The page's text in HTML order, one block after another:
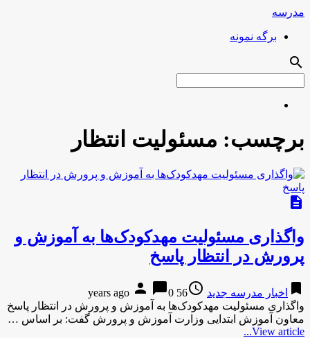
مدرسه
برگه نمونه
search
برچسب: مسئولیت انتظار
description
واگذاری مسئولیت مهد‌کودک‌ها به آموزش و
پرورش در انتظار پاسخ
bookmark اخبار مدرسه جدید access_time
56 years ago
person chat_bubble0
واگذاری مسئولیت مهد‌کودک‌ها به آموزش و پرورش در انتظار پاسخ
معاون آموزش ابتدایی وزارت آموزش و پرورش گفت: بر اساس …
View article...